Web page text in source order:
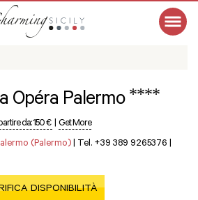
Opéra Palermo ****
da:150 € | Get More
(Palermo) | Tel. +39 389 9265376 |
DISPONIBILITÀ